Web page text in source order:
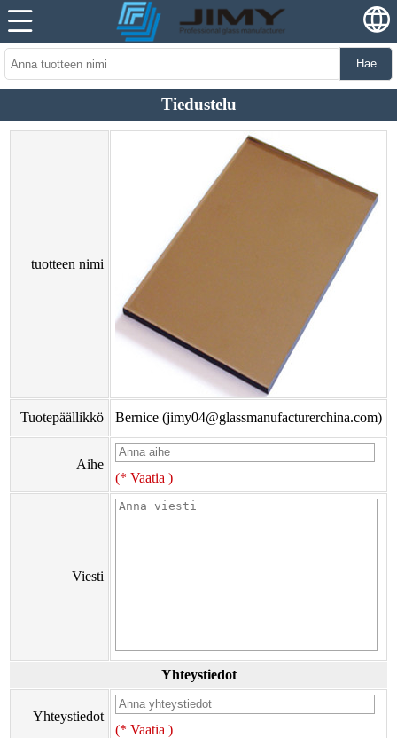
Hae
Tiedustelu
tuotteen nimi
Tuotepäällikkö Bernice (jimy04@glassmanufacturerchina.com)
Aihe
(* Vaatia )
Viesti
Yhteystiedot
Yhteystiedot
(* Vaatia )